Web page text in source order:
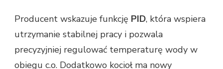
Producent wskazuje funkcję PID, która wspiera
utrzymanie stabilnej pracy i pozwala
precyzyjniej regulować temperaturę wody w
obiegu c.o. Dodatkowo kocioł ma nowy